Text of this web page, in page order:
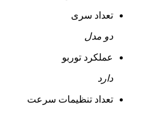
تعداد سری
دو مدل
عملکرد توربو
دارد
تعداد تنظیمات سرعت